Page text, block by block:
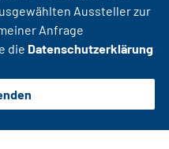
Aussteller zur
Anfrage
die Datenschutzerklärung